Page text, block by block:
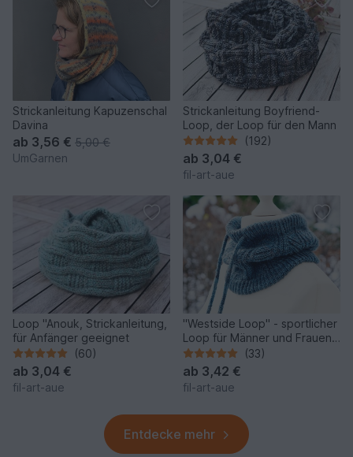
Strickanleitung Kapuzenschal
Davina
ab 3,56 € 5,00 €
UmGarnen
Strickanleitung Boyfriend-
Loop, der Loop für den Mann
(192)
ab 3,04 €
fil-art-aue
Loop "Anouk, Strickanleitung,
für Anfänger geeignet
(60)
ab 3,04 €
fil-art-aue
"Westside Loop" - sportlicher
Loop für Männer und Frauen,
Strickanleitung
(33)
ab 3,42 €
fil-art-aue
Entdecke mehr